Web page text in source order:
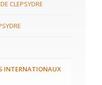
CLEPSYDRE
INTERNATIONAUX